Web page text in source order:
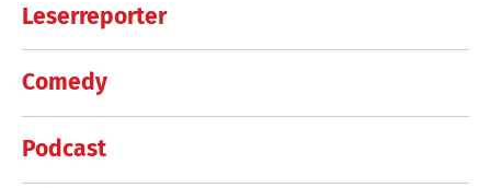
Leserreporter
Comedy
Podcast